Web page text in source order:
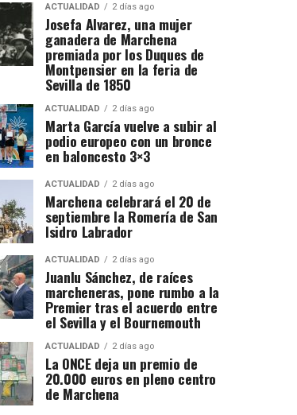
ACTUALIDAD 2 días ago
Josefa Alvarez, una mujer
ganadera de Marchena
premiada por los Duques de
Montpensier en la feria de
Sevilla de 1850
ACTUALIDAD 2 días ago
Marta García vuelve a subir al
podio europeo con un bronce
en baloncesto 3×3
ACTUALIDAD 2 días ago
Marchena celebrará el 20 de
septiembre la Romería de San
Isidro Labrador
ACTUALIDAD 2 días ago
Juanlu Sánchez, de raíces
marcheneras, pone rumbo a la
Premier tras el acuerdo entre
el Sevilla y el Bournemouth
ACTUALIDAD 2 días ago
La ONCE deja un premio de
20.000 euros en pleno centro
de Marchena